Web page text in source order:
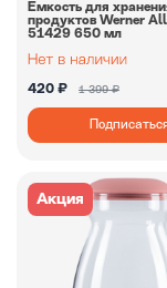
Емкость для
продуктов Werner
51429 650 мл
420 ₽ 1 399 ₽
Акция